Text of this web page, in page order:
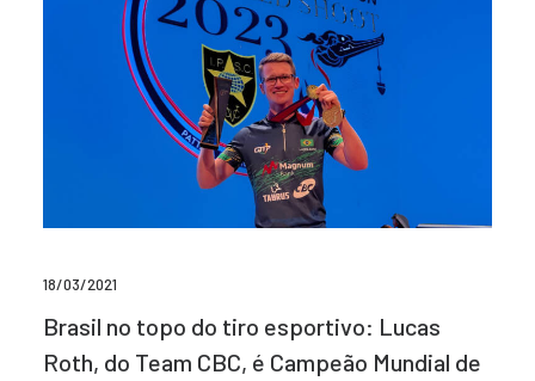
18/03/2021
Brasil no topo do tiro esportivo: Lucas
Roth, do Team CBC, é Campeão Mundial de